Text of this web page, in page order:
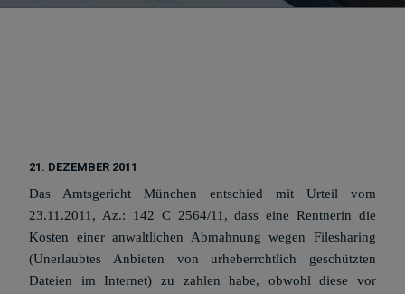
21. DEZEMBER 2011
Das Amtsgericht München entschied mit Urteil vom
23.11.2011, Az.: 142 C 2564/11, dass eine Rentnerin die
Kosten einer anwaltlichen Abmahnung wegen Filesharing
(Unerlaubtes Anbieten von urheberrchtlich geschützten
Dateien im Internet) zu zahlen habe, obwohl diese vor